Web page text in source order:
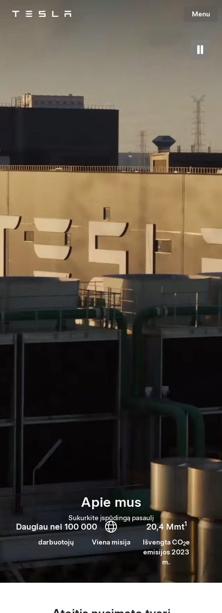
Tesla Menu
Apie mus
Sukurkite įspūdingą pasaulį
Daugiau nei 100 000
darbuotojų Viena misija
20,4 Mmt1
Išvengta CO2e
emisijos 2023
m.